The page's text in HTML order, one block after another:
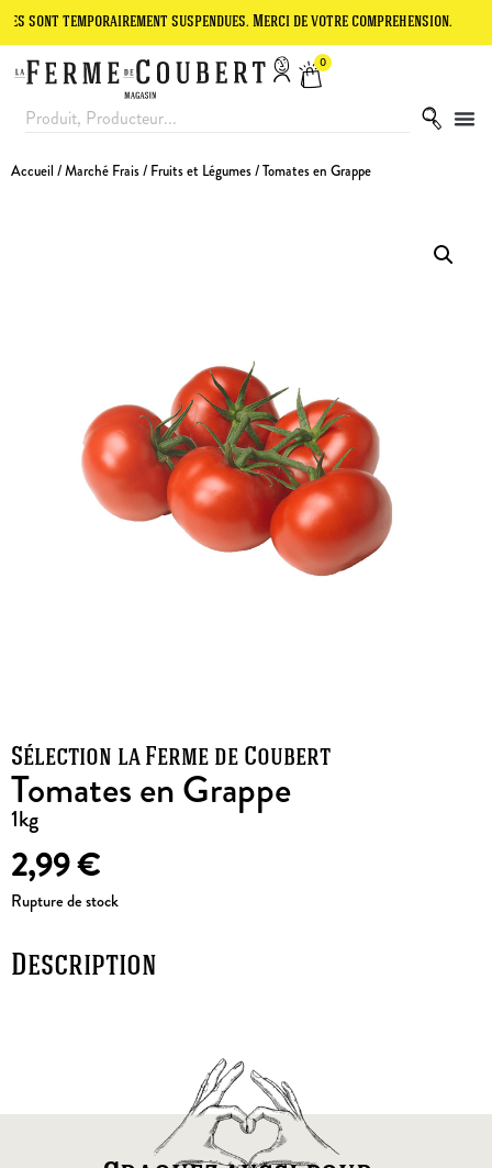
suspendues. Merci de votre compréhension. Le site
0
Accueil /Marché Frais/ Fruits et Légumes/ Tomates en Grappe
Sélection la Ferme de Coubert
Tomates en Grappe
1kg
2,99€
Rupture de stock
Description